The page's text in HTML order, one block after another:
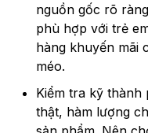
nguồn gốc rõ
phù hợp với trẻ
hàng khuyến mãi
méo.
Kiểm tra kỹ
thật, hàm lượng